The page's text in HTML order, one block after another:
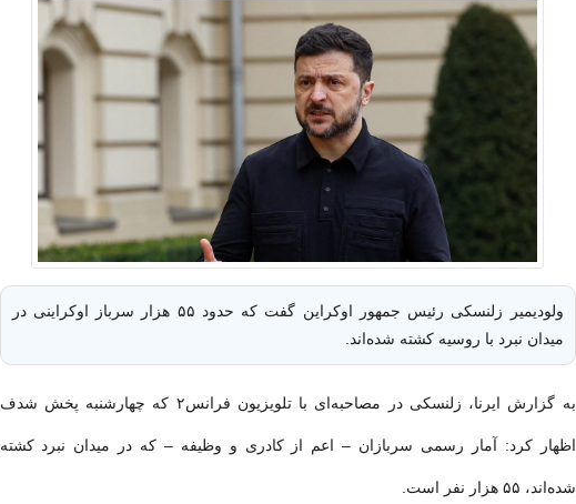
ولودیمیر زلنسکی رئیس جمهور اوکراین گفت که حدود ۵۵ هزار سرباز اوکراینی در
میدان نبرد با روسیه کشته شده‌اند.
به گزارش ایرنا، زلنسکی در مصاحبه‌ای با تلویزیون فرانس۲ که چهارشنبه پخش شدف
اظهار کرد: آمار رسمی سربازان – اعم از کادری و وظیفه – که در میدان نبرد کشته
شده‌اند، ۵۵ هزار نفر است.